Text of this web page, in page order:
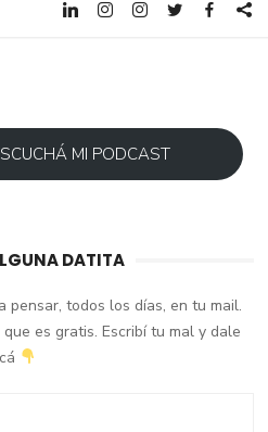
MI PODCAST
DATITA
pensar, todos los días, en tu mail.
es gratis. Escribí tu mal y dale